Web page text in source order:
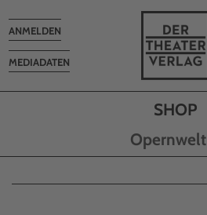
MEDIADATEN
Toggle
navigation
ANMELDEN
Opernwelt